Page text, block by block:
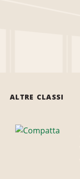
ALTRE CLASSI